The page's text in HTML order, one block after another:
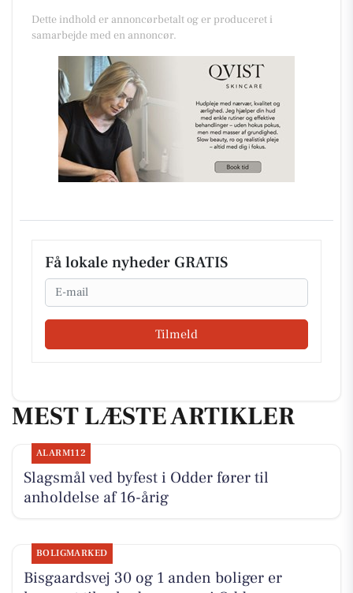
Dette indhold er annoncørbetalt og er produceret i
samarbejde med en annoncør.
Få lokale nyheder GRATIS
Email
Tilmeld
MEST LÆSTE ARTIKLER
ALARM112
Slagsmål ved byfest i Odder fører til
anholdelse af 16-årig
BOLIGMARKED
Bisgaardsvej 30 og 1 anden boliger er